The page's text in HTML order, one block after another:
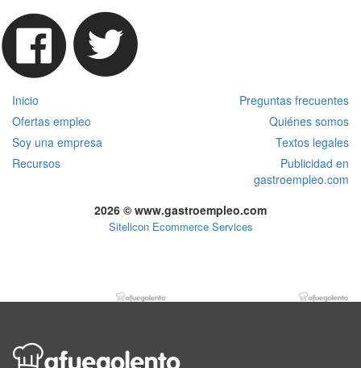
Inicio
Preguntas frecuentes
Ofertas empleo
Quiénes somos
Soy una empresa
Textos legales
Recursos
Publicidad en
gastroempleo.com
2026 © www.gastroempleo.com
Sitelicon Ecommerce Services